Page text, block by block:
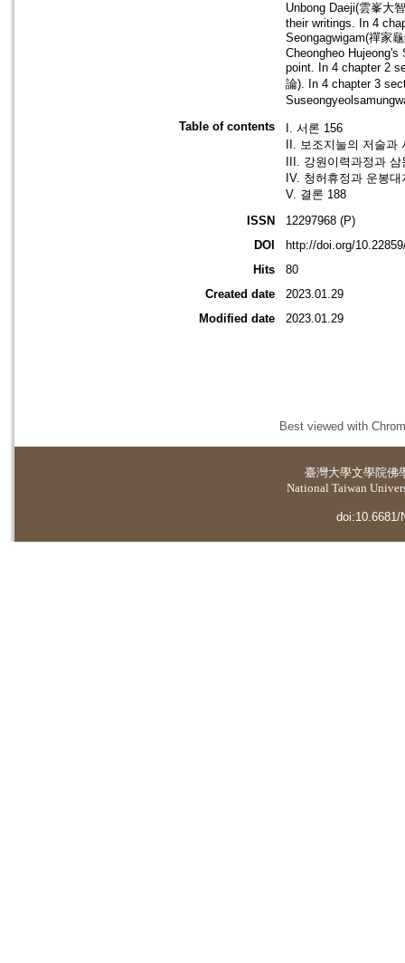
Unbong Daeji(雲峯大
their writings. In 4
Seongagwigam(禪家
Cheongheo
point. In 4 chapter 2
論). In 4 chapter 3
Table of contents
I. 서론 156
II. 보조지눌의 저술과
III. 강원이력과정과
IV. 청허휴정과 운봉
V. 결론 188
ISSN
12297968 (P)
DOI
http://doi.org/
Hits
80
Created date
2023.01.29
Modified date
2023.01.29
Best viewed with
臺灣大學文學院佛
National Taiwan
doi:10.6681/